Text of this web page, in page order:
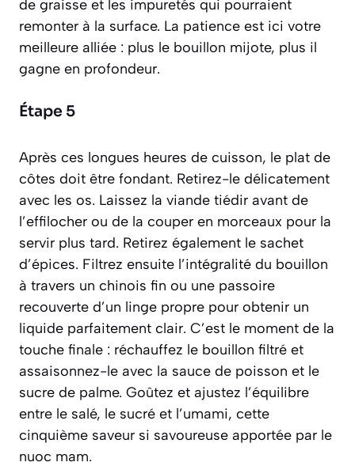
de graisse et les impuretés qui pourraient
remonter à la surface. La patience est ici votre
meilleure alliée : plus le bouillon mijote, plus il
gagne en profondeur.
Étape 5
Après ces longues heures de cuisson, le plat de
côtes doit être fondant. Retirez-le délicatement
avec les os. Laissez la viande tiédir avant de
l’effilocher ou de la couper en morceaux pour la
servir plus tard. Retirez également le sachet
d’épices. Filtrez ensuite l’intégralité du bouillon
à travers un chinois fin ou une passoire
recouverte d’un linge propre pour obtenir un
liquide parfaitement clair. C’est le moment de la
touche finale : réchauffez le bouillon filtré et
assaisonnez-le avec la sauce de poisson et le
sucre de palme. Goûtez et ajustez l’équilibre
entre le salé, le sucré et l’umami, cette
cinquième saveur si savoureuse apportée par le
nuoc mam.